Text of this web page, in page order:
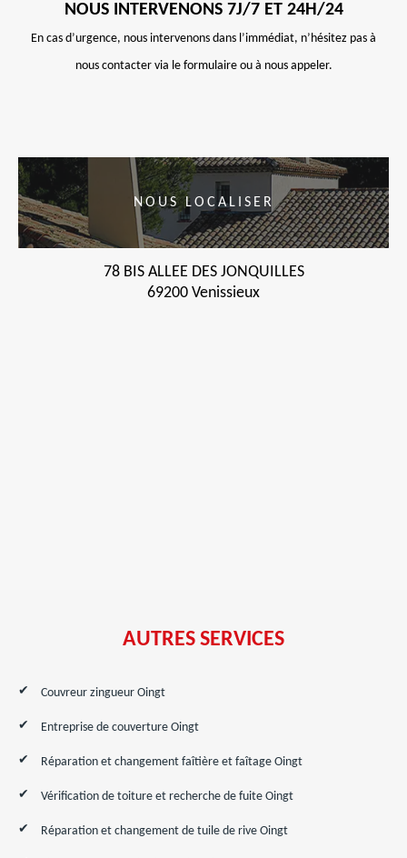
NOUS INTERVENONS 7J/7 ET 24H/24
En cas d’urgence, nous intervenons dans l’immédiat, n’hésitez pas à
nous contacter via le formulaire ou à nous appeler.
NOUS LOCALISER
78 BIS ALLEE DES JONQUILLES
69200 Venissieux
AUTRES SERVICES
Couvreur zingueur Oingt
Entreprise de couverture Oingt
Réparation et changement faîtière et faîtage Oingt
Vérification de toiture et recherche de fuite Oingt
Réparation et changement de tuile de rive Oingt